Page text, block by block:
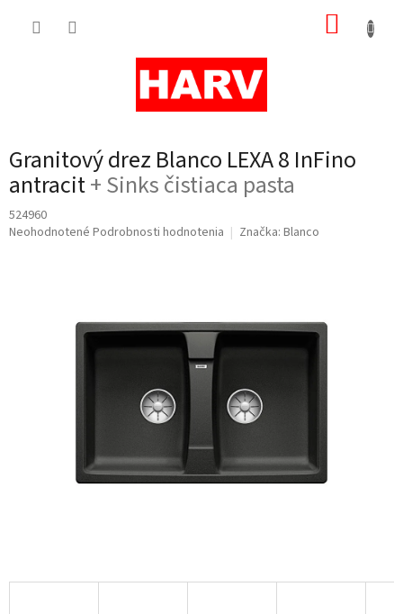
Granitový drez Blanco LEXA 8 InFino
antracit+ Sinks čistiaca pasta
524960
Priemerné
Neohodnotené Podrobnosti hodnotenia Značka: Blanco